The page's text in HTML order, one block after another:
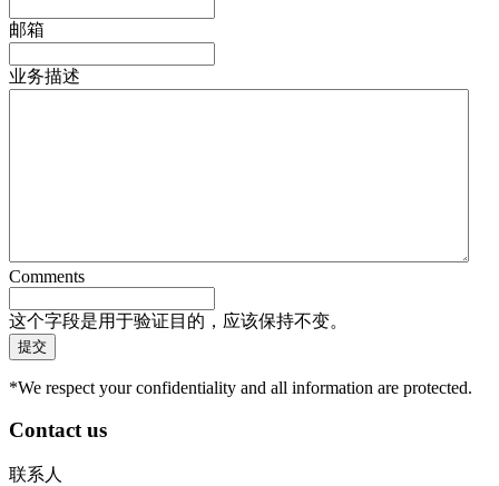
邮箱
业务描述
Comments
这个字段是用于验证目的，应该保持不变。
*We respect your confidentiality and all information are protected.
Contact us
联系人